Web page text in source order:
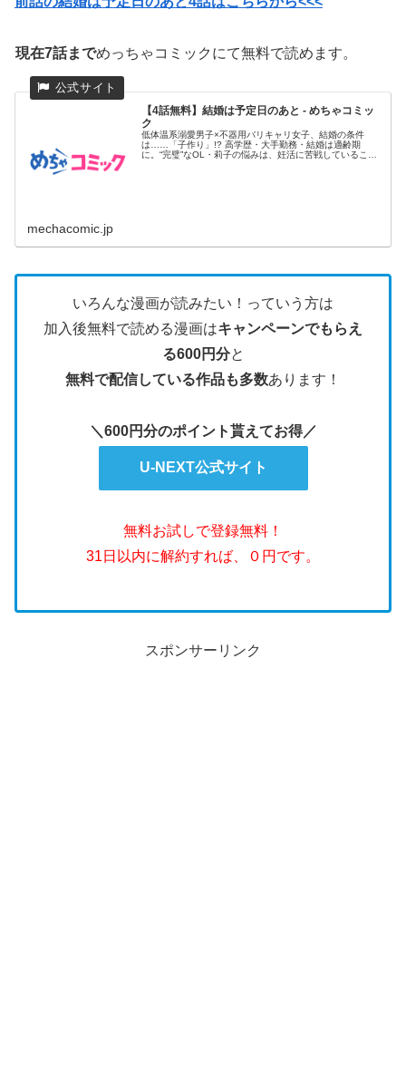
現在7話までめっちゃコミックにて無料で読めます。
【4話無料】結婚は予定日のあと - めちゃコミッ
ク
低体温系溺愛男子×不器用バリキャリ女子、結婚の条件
は……「子作り」!? 高学歴・大手勤務・結婚は適齢期
に。“完璧”なOL・莉子の悩みは、妊活に苦戦しているこ
mechacomic.jp
いろんな漫画が読みたい！っていう方は
加入後無料で読める漫画はキャンペーンでもらえ
る600円分と
無料で配信している作品も多数あります！
＼600円分のポイント貰えてお得／
U-NEXT公式サイト
無料お試しで登録無料！
31日以内に解約すれば、０円です。
スポンサーリンク